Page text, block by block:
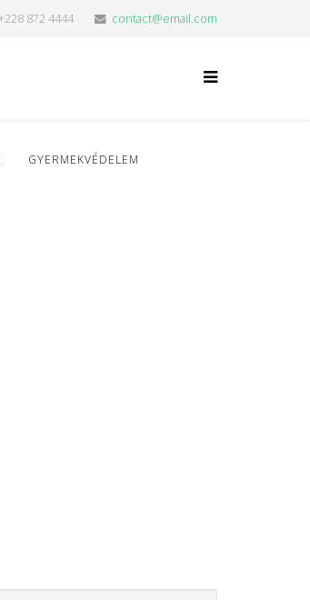
872 4444 contact@email.com
GYERMEKVÉDELEM